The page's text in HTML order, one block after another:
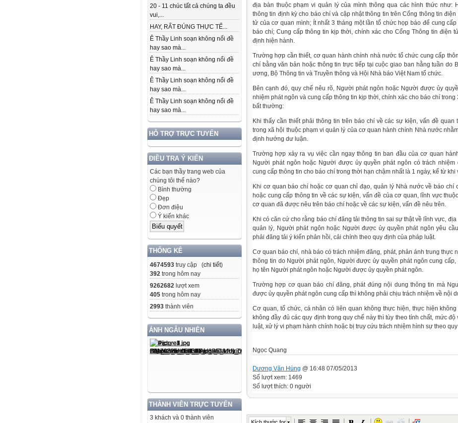
20 - 11 chúc tất cả chúng ta đều
vui,...
HAY, RẤT ĐÚNG THỰC TẾ...
Ê Thầy Linh soạn không nổi đề
hay sao mà...
Ê Thầy Linh soạn không nổi đề
hay sao mà...
Ê Thầy Linh soạn không nổi đề
hay sao mà...
Ê Thầy Linh soạn không nổi đề
hay sao mà...
HỖ TRỢ TRỰC TUYẾN
ĐIỀU TRA Ý KIẾN
Các bạn thầy trang web của
chúng tôi thế nào?
Bình thường
Đẹp
Đơn điệu
Ý kiến khác
THỐNG KÊ
4674593 truy cập (chi tiết)
392 trong hôm nay
9262682 lượt xem
405 trong hôm nay
2993 thành viên
ẢNH NGẪU NHIÊN
THÀNH VIÊN TRỰC TUYẾN
3 khách và 0 thành viên
địa bàn thuộc phạm vi quản lý của mình thông qua các hình thức như:
thông tin định kỳ cho báo chí và cập nhật thông tin trên Cổng thông tin
tử của cơ quan mình; Ít nhất 3 tháng một lần tổ chức họp báo để cung
báo chí; Cung cấp thông tin kịp thời, chính xác cho Cổng Thông tin điện
định hiện hành.
Trường hợp cần thiết, cơ quan hành chính nhà nước tổ chức cung cấp
chí bằng văn bản hoặc thông tin trực tiếp tại cuộc giao ban hằng tuần do
ương, Bộ Thông tin và Truyền thông và Hội Nhà báo Việt Nam tổ chức.
Bên cạnh đó, quy chế nêu rõ, Người phát ngôn hoặc Người được ủy
nhiệm phát ngôn và cung cấp thông tin kịp thời, chính xác cho báo chí
bất thường:
Khi thấy cần thiết phải thông tin trên báo chí về các sự kiện, vấn đề quan
trong xã hội thuộc phạm vi quản lý của cơ quan hành chính Nhà nước
định hướng dư luận.
Trường hợp xảy ra vụ việc cần ngay thông tin ban đầu của cơ quan
Người phát ngôn hoặc Người được ủy quyền phát ngôn có trách nhiệm
cung cấp thông tin cho báo chí trong thời hạn chậm nhất là 1 ngày, kể từ khi
Khi cơ quan báo chí hoặc cơ quan chỉ đạo, quản lý Nhà nước về báo chí
hoặc cung cấp thông tin về các sự kiện, vấn đề của cơ quan, lĩnh vực
cơ quan đã được nêu trên báo chí hoặc về các sự kiện, vấn đề nêu trên.
Khi có căn cứ cho rằng báo chí đăng tải thông tin sai sự thật về lĩnh vực,
quản lý, Người phát ngôn hoặc Người được ủy quyền phát ngôn yêu
phải đăng tải ý kiến phản hồi, cải chính theo quy định của pháp luật.
Cơ quan báo chí, nhà báo có trách nhiệm đăng, phát, phản ánh trung thực
thông tin do Người phát ngôn, Người được ủy quyền phát ngôn cung
họ tên Người phát ngôn hoặc Người được ủy quyền phát ngôn.
Trường hợp cơ quan báo chí đăng, phát đúng nội dung thông tin mà
được ủy quyền phát ngôn cung cấp thì không phải chịu trách nhiệm về nội
Cơ quan, tổ chức, cá nhân có liên quan không thực hiện, thực hiện
không đầy đủ các quy định trong quy chế này thì tùy theo tính chất, mức
luật, xử lý vi phạm hành chính hoặc bị truy cứu trách nhiệm hình sự theo
Ngọc Quang
Dương Văn Hùng @ 16:48 07/05/2013
Số lượt xem: 1469
Số lượt thích: 0 người
Kích thước font